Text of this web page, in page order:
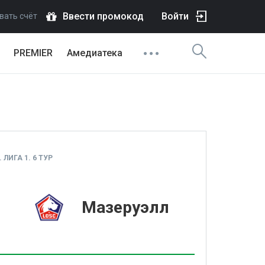
счёт Ввести промокод Войти
PREMIER Амедиатека
1. 6 ТУР
Мазеруэлл